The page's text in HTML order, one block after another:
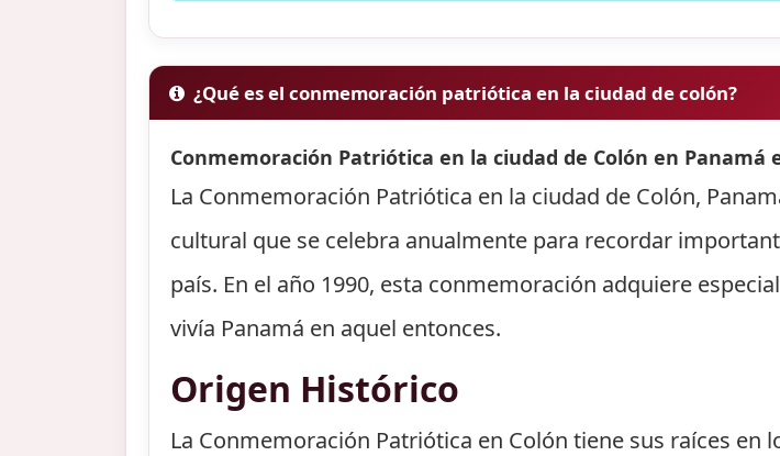
¿Qué es el conmemoración patriótica en la ciudad de colón?
Conmemoración Patriótica en la ciudad de Colón en Panamá
La Conmemoración Patriótica en la ciudad de Colón,
cultural que se celebra anualmente para recordar
país. En el año 1990, esta conmemoración adquiere
vivía Panamá en aquel entonces.
Origen Histórico
La Conmemoración Patriótica en Colón tiene sus raíces